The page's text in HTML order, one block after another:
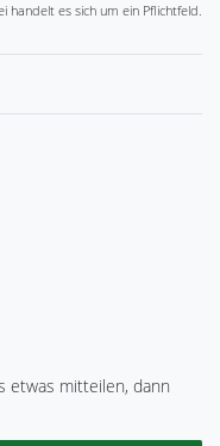
handelt es sich um ein Pflichtfeld.
etwas mitteilen, dann